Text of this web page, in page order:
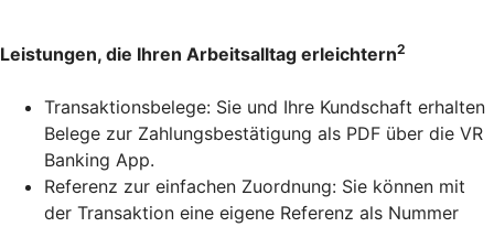
Leistungen, die Ihren Arbeitsalltag erleichtern2
Transaktionsbelege: Sie und Ihre Kundschaft erhalten
Belege zur Zahlungsbestätigung als PDF über die VR
Banking App.
Referenz zur einfachen Zuordnung: Sie können mit
der Transaktion eine eigene Referenz als Nummer